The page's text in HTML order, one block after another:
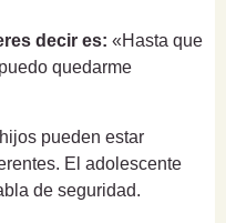
decir es: «Hasta que
quedarme
pueden estar
El adolescente
de seguridad.